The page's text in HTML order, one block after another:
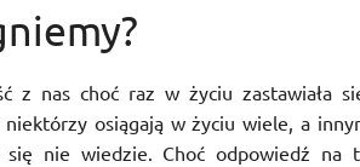
z nas choć raz w życiu zastawiała
niektórzy osiągają w życiu wiele, a
się nie wiedzie. Choć odpowiedź na